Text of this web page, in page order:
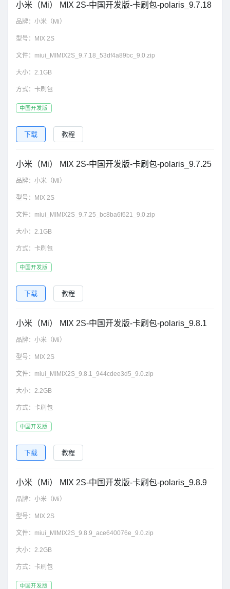
小米（Mi） MIX 2S-中国开发版-卡刷包-polaris_9.7.18
品牌： 小米（Mi）
型号： MIX 2S
文件： miui_MIMIX2S_9.7.18_53df4a89bc_9.0.zip
大小： 2.1GB
方式： 卡刷包
中国开发版
下载 教程
小米（Mi） MIX 2S-中国开发版-卡刷包-polaris_9.7.25
品牌： 小米（Mi）
型号： MIX 2S
文件： miui_MIMIX2S_9.7.25_bc8ba6f621_9.0.zip
大小： 2.1GB
方式： 卡刷包
中国开发版
下载 教程
小米（Mi） MIX 2S-中国开发版-卡刷包-polaris_9.8.1
品牌： 小米（Mi）
型号： MIX 2S
文件： miui_MIMIX2S_9.8.1_944cdee3d5_9.0.zip
大小： 2.2GB
方式： 卡刷包
中国开发版
下载 教程
小米（Mi） MIX 2S-中国开发版-卡刷包-polaris_9.8.9
品牌： 小米（Mi）
型号： MIX 2S
文件： miui_MIMIX2S_9.8.9_ace640076e_9.0.zip
大小： 2.2GB
方式： 卡刷包
中国开发版